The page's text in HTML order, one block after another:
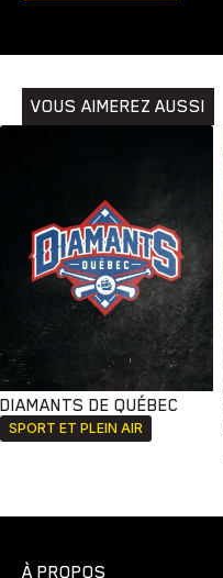
Développement Histoires
VOUS AIMEREZ AUSSI
DIAMANTS DE QUÉBEC
SPORT ET PLEIN AIR
À PROPOS